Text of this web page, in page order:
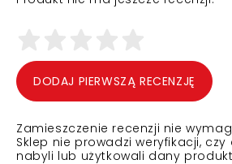
DODAJ PIERWSZĄ RECENZJĘ
Zamieszczenie recenzji nie
Sklep nie prowadzi weryfikacji,
nabyli lub użytkowali dany